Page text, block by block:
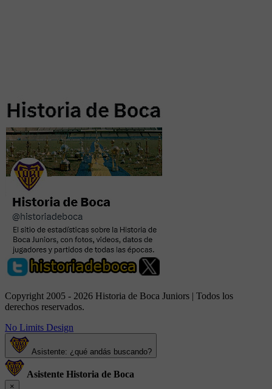
Copyright 2005 - 2026 Historia de Boca Juniors | Todos los
derechos reservados.
No Limits Design
Asistente: ¿qué andás buscando?
Asistente Historia de Boca
×